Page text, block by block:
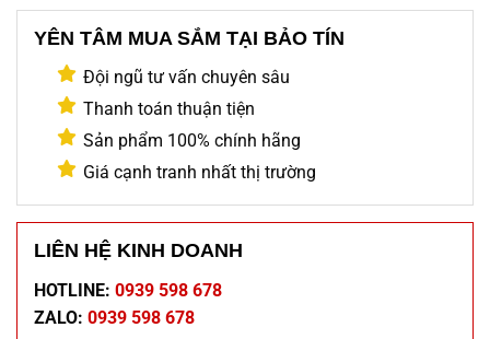
YÊN TÂM MUA SẮM TẠI BẢO TÍN
Đội ngũ tư vấn chuyên sâu
Thanh toán thuận tiện
Sản phẩm 100% chính hãng
Giá cạnh tranh nhất thị trường
LIÊN HỆ KINH DOANH
HOTLINE: 0939 598 678
ZALO: 0939 598 678